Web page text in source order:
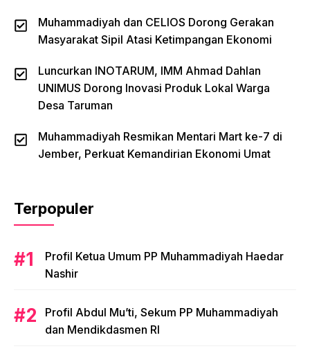
Muhammadiyah dan CELIOS Dorong Gerakan
Masyarakat Sipil Atasi Ketimpangan Ekonomi
Luncurkan INOTARUM, IMM Ahmad Dahlan
UNIMUS Dorong Inovasi Produk Lokal Warga
Desa Taruman
Muhammadiyah Resmikan Mentari Mart ke-7 di
Jember, Perkuat Kemandirian Ekonomi Umat
Terpopuler
Profil Ketua Umum PP Muhammadiyah Haedar
Nashir
Profil Abdul Mu’ti, Sekum PP Muhammadiyah
dan Mendikdasmen RI